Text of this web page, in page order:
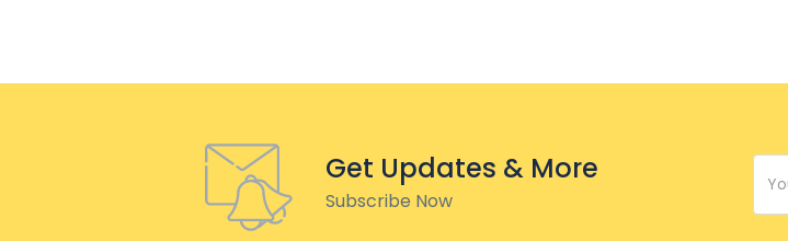
Get Updates & More
Subscribe Now